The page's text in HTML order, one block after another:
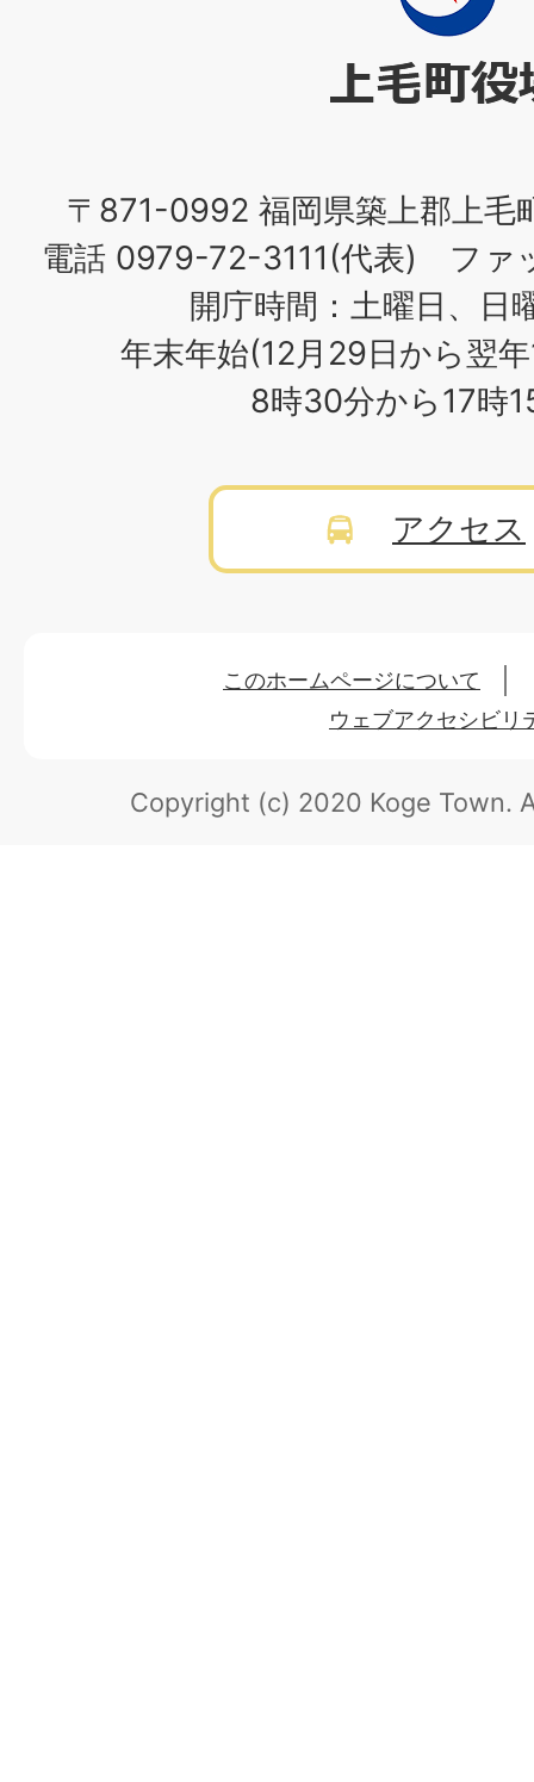
〒871-0992 福岡県築上郡上毛
電話 0979-72-3111(代表) ファ
開庁時間：土曜日、日
年末年始(12月29日から翌
8時30分から17時
アクセス
このホームページについて
ウェブアクセシビリ
Copyright (c) 2020 Koge Town.